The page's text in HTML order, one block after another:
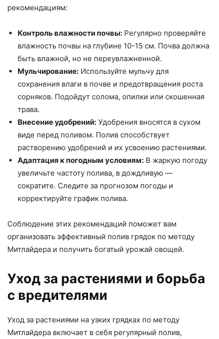
рекомендациям:
Контроль влажности почвы: Регулярно проверяйте
влажность почвы на глубине 10-15 см. Почва должна
быть влажной, но не переувлажненной.
Мульчирование: Используйте мульчу для
сохранения влаги в почве и предотвращения роста
сорняков. Подойдут солома, опилки или скошенная
трава.
Внесение удобрений: Удобрения вносятся в сухом
виде перед поливом. Полив способствует
растворению удобрений и их усвоению растениями.
Адаптация к погодным условиям: В жаркую погоду
увеличьте частоту полива, в дождливую —
сократите. Следите за прогнозом погоды и
корректируйте график полива.
Соблюдение этих рекомендаций поможет вам
организовать эффективный полив грядок по методу
Митлайдера и получить богатый урожай овощей.
Уход за растениями и борьба
с вредителями
Уход за растениями на узких грядках по методу
Митлайдера включает в себя регулярный полив,